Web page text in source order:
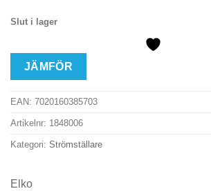
Slut i lager
JÄMFÖR
EAN: 7020160385703
Artikelnr: 1848006
Kategori: Strömställare
Elko